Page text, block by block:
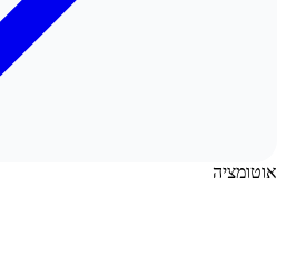
אוטומציה